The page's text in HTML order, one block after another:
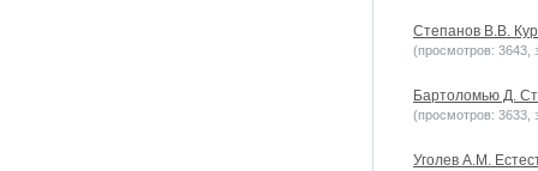
Степанов В.В.
(просмотров: 3643,
Бартоломью Д.
(просмотров: 3633,
Уголев А.М.